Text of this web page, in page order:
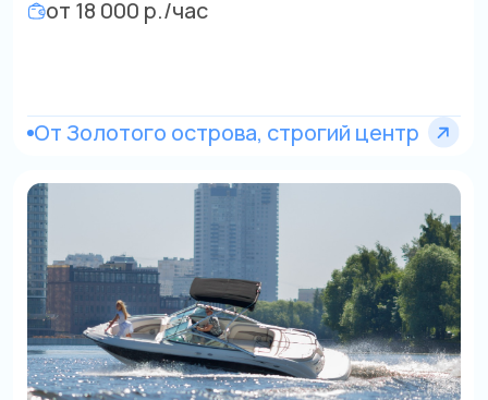
Яхта
до 12 человек
от 50 000 р./час
Область